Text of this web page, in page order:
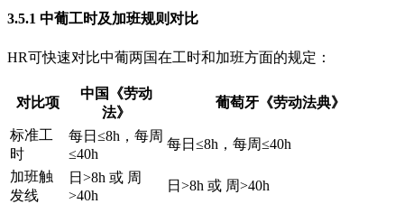
3.5.1 中葡工时及加班规则对比
HR可快速对比中葡两国在工时和加班方面的规定：
对比项
中国《劳动
法》
葡萄牙《劳动法典》
标准工
时
每日≤8h，每周
≤40h
每日≤8h，每周≤40h
加班触
发线
日>8h 或 周
>40h
日>8h 或 周>40h